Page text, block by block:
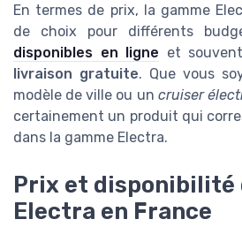
En termes de prix, la gamme
de choix pour différents
disponibles en ligne et
livraison gratuite. Que vous
modèle de ville ou un cruiser
certainement un produit qui
dans la gamme Electra.
Prix et disponibilité
Electra en France